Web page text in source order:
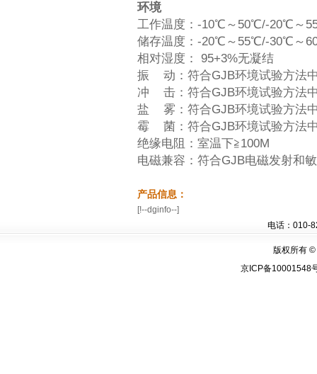
环境
工作温度：-10℃～50℃/-20℃～
储存温度：-20℃～55℃/-30℃～
相对湿度： 95+3%无凝结
振 动：符合GJB环境试验方法
冲 击：符合GJB环境试验方法
盐 雾：符合GJB环境试验方法
霉 菌：符合GJB环境试验方法
绝缘电阻：室温下≧100M
电磁兼容：符合GJB电磁发射和
产品信息：
[!--dginfo--]
电话：010-
版权所有
京ICP备10001548